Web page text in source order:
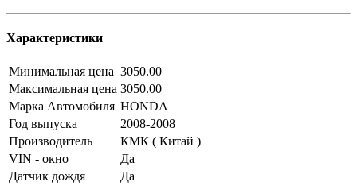
Характеристики
Минимальная цена 3050.00
Максимальная цена 3050.00
Марка Автомобиля HONDA
Год выпуска
2008-2008
Производитель
КМК ( Китай )
VIN - окно
Да
Датчик дождя
Да